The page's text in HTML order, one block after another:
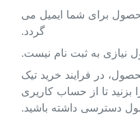
برای شما ایمیل می
گردد.
نیازی به ثبت نام نیست.
در فرایند خرید تیک
بزنید تا از حساب کاریری
دسترسی داشته باشید.